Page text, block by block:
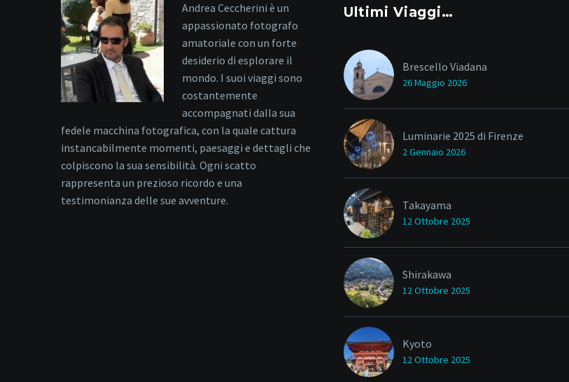
Andrea Ceccherini è un
appassionato fotografo
amatoriale con un forte
desiderio di esplorare il
mondo. I suoi viaggi sono
costantemente
accompagnati dalla sua
fedele macchina fotografica, con la quale cattura
instancabilmente momenti, paesaggi e dettagli che
colpiscono la sua sensibilità. Ogni scatto
rappresenta un prezioso ricordo e una
testimonianza delle sue avventure.
Ultimi Viaggi…
Brescello Viadana
26 Maggio 2026
Luminarie 2025 di Firenze
2 Gennaio 2026
Takayama
12 Ottobre 2025
Shirakawa
12 Ottobre 2025
Kyoto
12 Ottobre 2025